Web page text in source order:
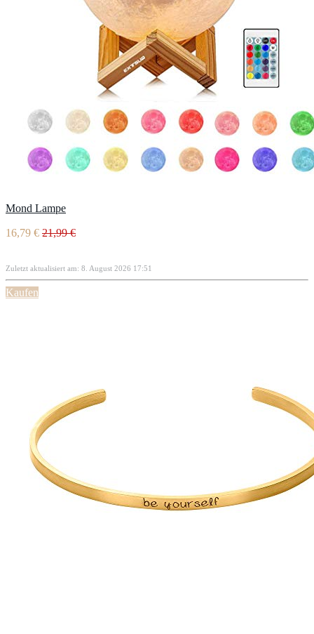
Mond Lampe
16,79 € 21,99 €
Zuletzt aktualisiert am: 8. August 2026 17:51
Kaufen